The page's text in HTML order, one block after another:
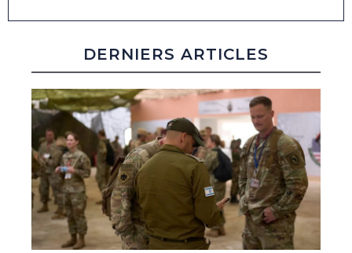
DERNIERS ARTICLES